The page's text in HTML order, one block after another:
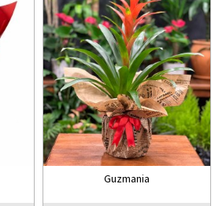
Guzmania